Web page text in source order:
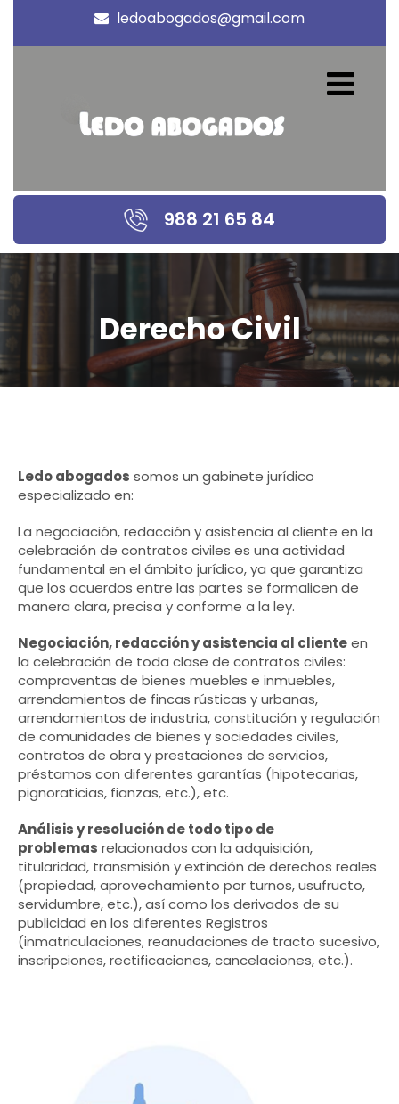
ledoabogados@gmail.com
988 21 65 84
Derecho Civil
Ledo abogados somos un gabinete jurídico
especializado en:
La negociación, redacción y asistencia al cliente en la
celebración de contratos civiles es una actividad
fundamental en el ámbito jurídico, ya que garantiza
que los acuerdos entre las partes se formalicen de
manera clara, precisa y conforme a la ley.
Negociación, redacción y asistencia al clienteen
la celebración de toda clase de contratos civiles:
compraventas de bienes muebles e inmuebles,
arrendamientos de fincas rústicas y urbanas,
arrendamientos de industria, constitución y regulación
de comunidades de bienes y sociedades civiles,
contratos de obra y prestaciones de servicios,
préstamos con diferentes garantías (hipotecarias,
pignoraticias, fianzas, etc.), etc.
Análisis y resolución de todo tipo de
problemas relacionados con la adquisición,
titularidad, transmisión y extinción de derechos reales
(propiedad, aprovechamiento por turnos, usufructo,
servidumbre, etc.), así como los derivados de su
publicidad en los diferentes Registros
(inmatriculaciones, reanudaciones de tracto sucesivo,
inscripciones, rectificaciones, cancelaciones, etc.).